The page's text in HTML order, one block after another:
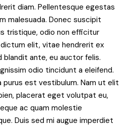
diam. Pellentesque egestas
malesuada. Donec suscipit
tristique, odio non efficitur
dictum elit, vitae hendrerit ex
blandit ante, eu auctor felis.
odio tincidunt a eleifend.
purus est vestibulum. Nam ut elit
placerat eget volutpat eu,
ac quam molestie
Duis sed mi augue imperdiet